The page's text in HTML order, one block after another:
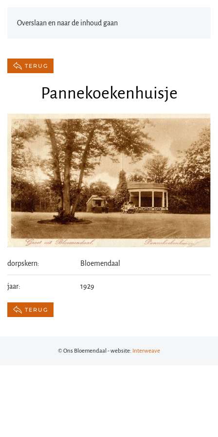
Overslaan en naar de inhoud gaan
TERUG
Pannekoekenhuisje
dorpskern: Bloemendaal
jaar: 1929
TERUG
© Ons Bloemendaal - website: Interweave